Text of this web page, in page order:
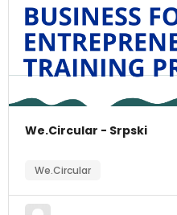
We.Circular - Srpski
We.Circular